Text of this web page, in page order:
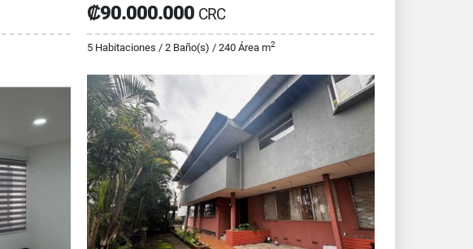
₡90.000.000 CRC
5 Habitaciones / 2 Baño(s) / 240 Área m2